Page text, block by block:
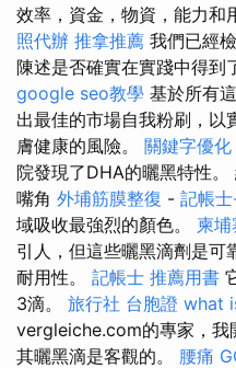
效率，資金，物資，能力和
照代辦 推拿推薦 我們已經
陳述是否確實在實踐中得到
google seo教學 基於所有
出最佳的市場自我粉刷，以
膚健康的風險。 關鍵字優化
院發現了DHA的曬黑特性
嘴角 外埔筋膜整復 - 記帳
域吸收最強烈的顏色。 柬埔
引人，但這些曬黑滴劑是可
耐用性。 記帳士 推薦用書
3滴。 旅行社 台胞證 what
vergleiche.com的專家，我
其曬黑滴是客觀的。 腰痛